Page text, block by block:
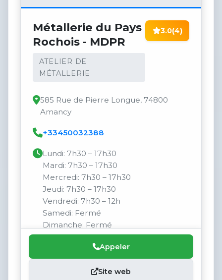
Métallerie du Pays
Rochois - MDPR
ATELIER DE
MÉTALLERIE
3.0(4)
585 Rue de Pierre Longue, 74800
Amancy
+33450032388
Lundi: 7h30 – 17h30
Mardi: 7h30 – 17h30
Mercredi: 7h30 – 17h30
Jeudi: 7h30 – 17h30
Vendredi: 7h30 – 12h
Samedi: Fermé
Dimanche: Fermé
Appeler
Site web